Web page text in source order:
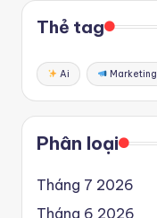
Thẻ tag
Ai Marketing
Phân loại
Tháng 7 2026
Tháng 6 2026